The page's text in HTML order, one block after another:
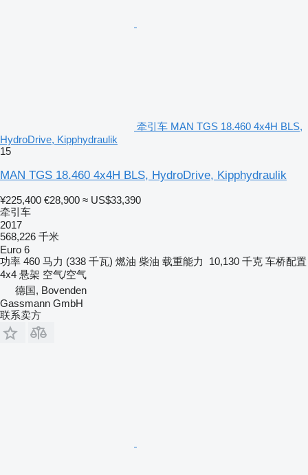
牵引车 MAN TGS 18.460 4x4H BLS,
HydroDrive, Kipphydraulik
15
MAN TGS 18.460 4x4H BLS, HydroDrive, Kipphydraulik
¥225,400 €28,900 ≈ US$33,390
牵引车
2017
568,226 千米
Euro 6
功率 460 马力 (338 千瓦) 燃油 柴油 载重能力 10,130 千克 车桥配置
4x4 悬架 空气/空气
德国, Bovenden
Gassmann GmbH
联系卖方